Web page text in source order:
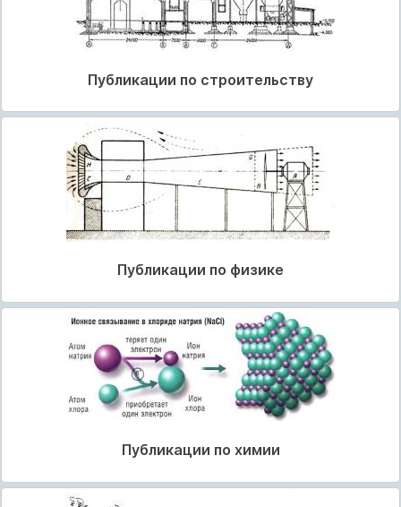
Публикации по строительству
Публикации по физике
Публикации по химии